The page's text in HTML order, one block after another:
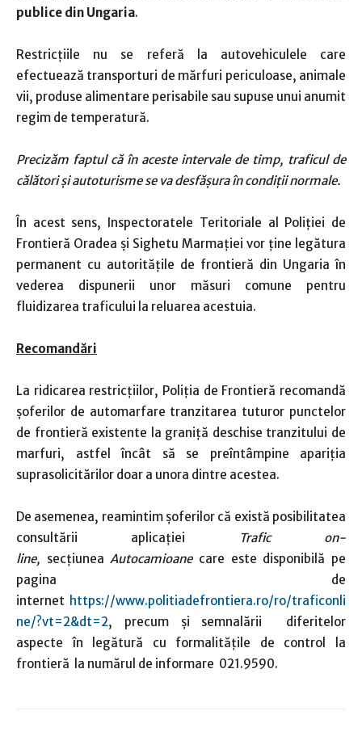
publice din Ungaria.
Restricţiile nu se referă la autovehiculele care
efectuează transporturi de mărfuri periculoase, animale
vii, produse alimentare perisabile sau supuse unui anumit
regim de temperatură.
Precizăm faptul că în aceste intervale de timp, traficul de
călători şi autoturisme se va desfăşura în condiţii normale.
În acest sens, Inspectoratele Teritoriale al Poliţiei de
Frontieră Oradea și Sighetu Marmației vor ţine legătura
permanent cu autoritățile de frontieră din Ungaria în
vederea dispunerii unor măsuri comune pentru
fluidizarea traficului la reluarea acestuia.
Recomandări
La ridicarea restricţiilor, Poliţia de Frontieră recomandă
şoferilor de automarfare tranzitarea tuturor punctelor
de frontieră existente la graniţă deschise tranzitului de
marfuri, astfel încât să se preîntâmpine apariţia
suprasolicitărilor doar a unora dintre acestea.
De asemenea, reamintim şoferilor că există posibilitatea
consultării aplicaţiei
Trafic on-
line, secțiunea Autocamioanecare este disponibilă pe
pagina de
internet https://www.politiadefrontiera.ro/ro/traficonli
ne/?vt=2&dt=2, precum și semnalării diferitelor
aspecte în legătură cu formalitățile de control la
frontieră la numărul de informare 021.9590.